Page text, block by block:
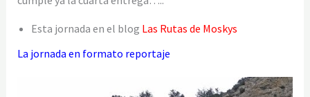
Esta jornada en el blog Las Rutas de Moskys
La jornada en formato reportaje